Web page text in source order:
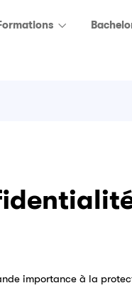
importance à la